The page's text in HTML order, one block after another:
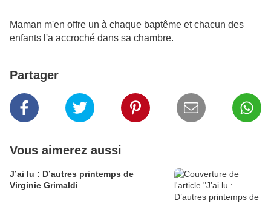
Maman m'en offre un à chaque baptême et chacun des
enfants l'a accroché dans sa chambre.
Partager
Vous aimerez aussi
J’ai lu : D’autres printemps de
Virginie Grimaldi